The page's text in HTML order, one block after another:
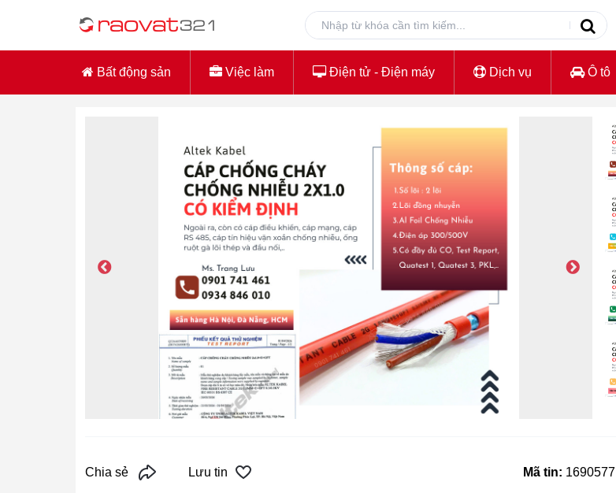
Bất động sản Việc làm Điện tử - Điện máy Dịch vụ Ô tô
Chia sẻ Lưu tin Mã tin: 1690577